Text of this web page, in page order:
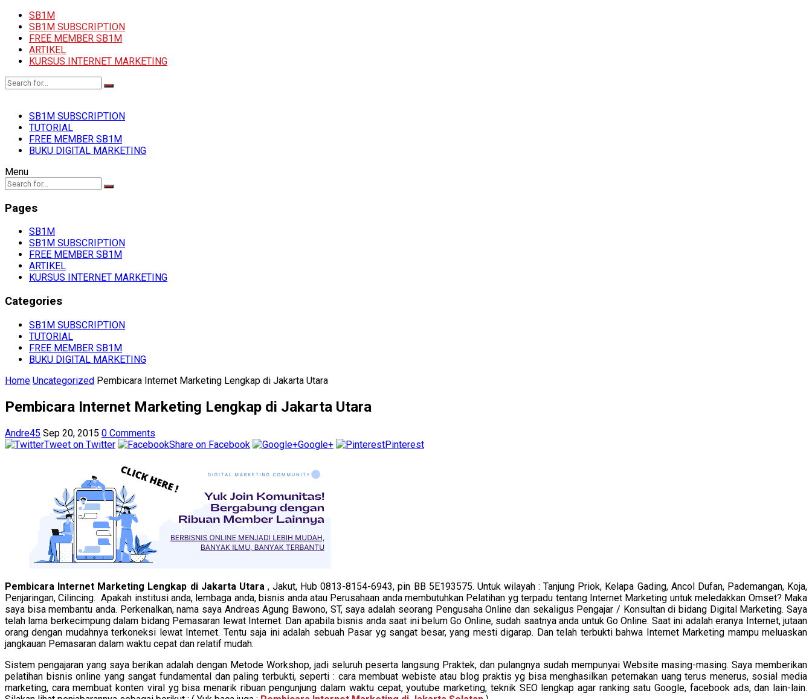
SB1M
SB1M SUBSCRIPTION
FREE MEMBER SB1M
ARTIKEL
KURSUS INTERNET MARKETING
SB1M SUBSCRIPTION
TUTORIAL
FREE MEMBER SB1M
BUKU DIGITAL MARKETING
Menu
Pages
SB1M
SB1M SUBSCRIPTION
FREE MEMBER SB1M
ARTIKEL
KURSUS INTERNET MARKETING
Categories
SB1M SUBSCRIPTION
TUTORIAL
FREE MEMBER SB1M
BUKU DIGITAL MARKETING
Home Uncategorized Pembicara Internet Marketing Lengkap di Jakarta Utara
Pembicara Internet Marketing Lengkap di Jakarta Utara
Andre45 Sep 20, 2015 0 Comments
Tweet on Twitter
Share on Facebook Google+ Pinterest
Pembicara Internet Marketing Lengkap di Jakarta Utara , Jakut, Hub 0813-8154-6943, pin BB 5E193575. Untuk wilayah : Tanjung Priok, Kelapa Gading, Ancol Dufan, Pademangan, Koja,
Penjaringan, Cilincing. Apakah institusi anda, lembaga anda, bisnis anda atau Perusahaan anda membutuhkan Pelatihan yg terpadu tentang Internet Marketing untuk meledakkan Omset? Maka
saya bisa membantu anda. Perkenalkan, nama saya Andreas Agung Bawono, ST, saya adalah seorang Pengusaha Online dan sekaligus Pengajar / Konsultan di bidang Digital Marketing. Saya
telah lama berkecimpung dalam bidang Pemasaran lewat Internet. Dan apabila bisnis anda saat ini belum Go Online, sudah saatnya anda untuk Go Online. Saat ini adalah eranya Internet, jutaan
orang dengan mudahnya terkoneksi lewat Internet. Tentu saja ini adalah sebuah Pasar yg sangat besar, yang mesti digarap. Dan telah terbukti bahwa Internet Marketing mampu meluaskan
jangkauan Pemasaran dalam waktu cepat dan relatif mudah.
Sistem pengajaran yang saya berikan adalah dengan Metode Workshop, jadi seluruh peserta langsung Praktek, dan pulangnya sudah mempunyai Website masing-masing. Saya memberikan
pelatihan bisnis online yang sangat fundamental dan paling terbukti, seperti : cara membuat webiste atau blog praktis yg bisa menghasilkan peternakan uang terus menerus, sosial media
marketing, cara membuat konten viral yg bisa menarik ribuan pengunjung dalam waktu cepat, youtube marketing, teknik SEO lengkap agar ranking satu Google, facebook ads, dan lain-lain.